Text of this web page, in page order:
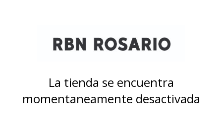
La tienda se encuentra
momentaneamente desactivada